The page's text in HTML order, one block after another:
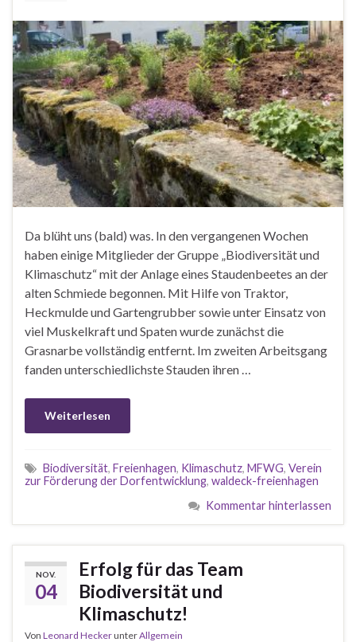
Da blüht uns (bald) was. In den vergangenen Wochen
haben einige Mitglieder der Gruppe „Biodiversität und
Klimaschutz“ mit der Anlage eines Staudenbeetes an der
alten Schmiede begonnen. Mit Hilfe von Traktor,
Heckmulde und Gartengrubber sowie unter Einsatz von
viel Muskelkraft und Spaten wurde zunächst die
Grasnarbe vollständig entfernt. Im zweiten Arbeitsgang
fanden unterschiedlichste Stauden ihren …
Weiterlesen
Biodiversität, Freienhagen, Klimaschutz, MFWG, Verein
zur Förderung der Dorfentwicklung, waldeck-freienhagen
Kommentar hinterlassen
NOV.
04
Erfolg für das Team
Biodiversität und
Klimaschutz!
Von Leonard HeckerunterAllgemein